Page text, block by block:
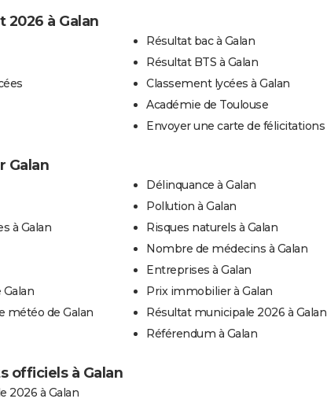
à Galan
Résultat bac à Galan
Résultat BTS à Galan
Classement lycées à Galan
Académie de Toulouse
Envoyer une carte de félicitations
Galan
à Galan
météo de Galan
Délinquance à Galan
Pollution à Galan
Risques naturels à Galan
Nombre de médecins à Galan
Entreprises à Galan
Prix immobilier à Galan
Résultat municipale 2026 à Galan
Référendum à Galan
officiels à Galan
2026 à Galan